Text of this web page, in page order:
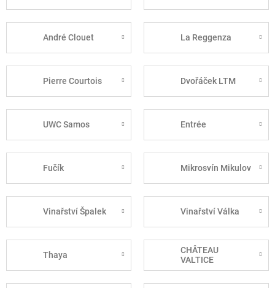
André Clouet La Reggenza
Pierre Courtois Dvořáček LTM
UWC Samos Entrée
Fučík Mikrosvín Mikulov
Vinařství Špalek Vinařství Válka
Thaya
CHÂTEAU
VALTICE